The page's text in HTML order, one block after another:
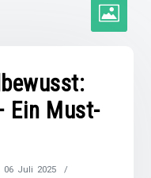
Ein Must-
06 Juli 2025